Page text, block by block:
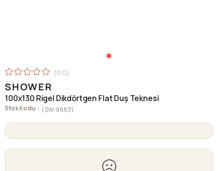
0.0
SHOWER
100x130 Rigel Dikdörtgen Flat Duş Teknesi
Stok Kodu (SW-9663)